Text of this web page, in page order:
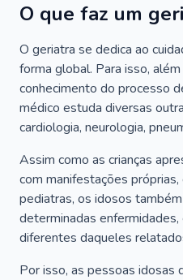
O que faz um
O geriatra se dedica ao
forma global. Para isso,
conhecimento do processo
médico estuda diversas
cardiologia, neurologia,
Assim como as crianças
com manifestações
pediatras, os idosos
determinadas
diferentes daqueles
Por isso, as pessoas idosas